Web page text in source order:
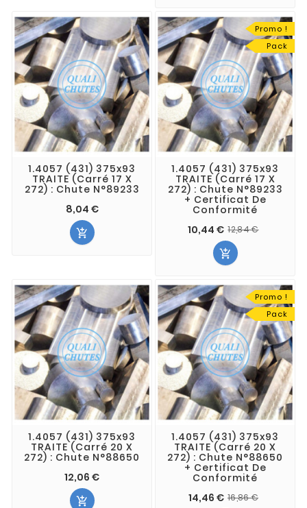
1.4057 (431) 375x93
TRAITE (Carré 17 X
272) : Chute N°89233
8,04 €

Promo !
Pack
1.4057 (431) 375x93
TRAITE (Carré 17 X
272) : Chute N°89233
+ Certificat De
Conformité
10,44 € 12,84 €

1.4057 (431) 375x93
TRAITE (Carré 20 X
272) : Chute N°88650
12,06 €

Promo !
Pack
1.4057 (431) 375x93
TRAITE (Carré 20 X
272) : Chute N°88650
+ Certificat De
Conformité
14,46 € 16,86 €